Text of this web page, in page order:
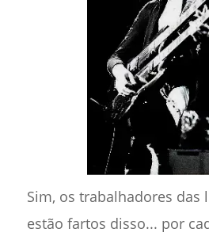
Sim, os trabalhadores das
estão fartos disso... por